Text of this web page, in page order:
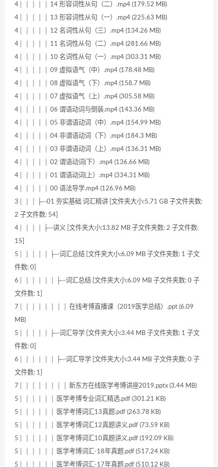
4│ │ │ │ │ 14 形容词性从句（二）.mp4 (179.52 MB)
4│ │ │ │ │ 13 形容词性从句（一）.mp4 (225.63 MB)
4│ │ │ │ │ 12 名词性从句（三）.mp4 (134.26 MB)
4│ │ │ │ │ 11 名词性从句（二）.mp4 (281.66 MB)
4│ │ │ │ │ 10 名词性从句（一）.mp4 (303.31 MB)
4│ │ │ │ │ 09 虚拟语气（中）.mp4 (178.48 MB)
4│ │ │ │ │ 08 虚拟语气（下）.mp4 (158.7 MB)
4│ │ │ │ │ 07 虚拟语气（上）.mp4 (305.58 MB)
4│ │ │ │ │ 06 谓语动词与倒装.mp4 (143.36 MB)
4│ │ │ │ │ 05 非谓语动词（中）.mp4 (154.99 MB)
4│ │ │ │ │ 04 非谓语动词（下）.mp4 (184.3 MB)
4│ │ │ │ │ 03 非谓语动词（上）.mp4 (136.31 MB)
4│ │ │ │ │ 02 谓语动词(下）.mp4 (136.66 MB)
4│ │ │ │ │ 01 谓语动词(上）.mp4 (334.31 MB)
4│ │ │ │ │ 00 语法导学.mp4 (126.96 MB)
3│ │ │ ├─01 夯实基础 词汇精讲 [文件夹大小:5.71 GB 子文件夹数:
2 子文件数: 54]
4│ │ │ │ ├─讲义 [文件夹大小:13.82 MB 子文件夹数: 2 子文件数:
15]
5│ │ │ │ │ ├─词汇总结 [文件夹大小:6.09 MB 子文件夹数: 1 子文
件数: 0]
6│ │ │ │ │ │ ├─词汇总结 [文件夹大小:6.09 MB 子文件夹数: 0 子
文件数: 1]
7│ │ │ │ │ │ │ │ 在线考博直播课（2019医学总结）.ppt (6.09
MB)
5│ │ │ │ │ ├─词汇导学 [文件夹大小:3.44 MB 子文件夹数: 1 子文
件数: 0]
6│ │ │ │ │ │ ├─词汇导学 [文件夹大小:3.44 MB 子文件夹数: 0 子
文件数: 1]
7│ │ │ │ │ │ │ │ 新东方在线医学考博讲座2019.pptx (3.44 MB)
5│ │ │ │ │ │ 医学考博专业词汇精选.pdf (301.21 KB)
5│ │ │ │ │ │ 医学考博词汇13真题.pdf (263.78 KB)
5│ │ │ │ │ │ 医学考博词汇12真题讲义.pdf (73.59 KB)
5│ │ │ │ │ │ 医学考博词汇10真题讲义.pdf (192.09 KB)
5│ │ │ │ │ │ 医学考博词汇-18年真题.pdf (517.24 KB)
5│ │ │ │ │ │ 医学考博词汇-17年真题.pdf (510.12 KB)